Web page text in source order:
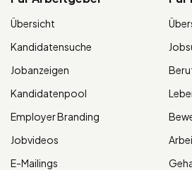
Übersicht
Kandidatensuche
Jobanzeigen
Kandidatenpool
Employer Branding
Jobvideos
E-Mailings